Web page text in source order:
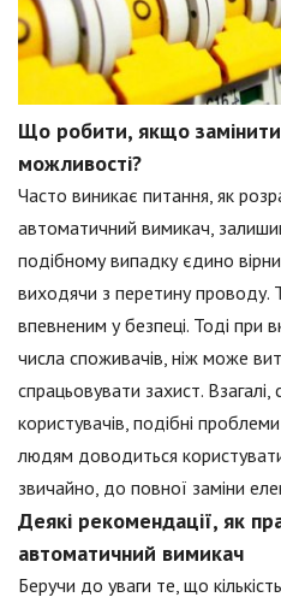
Що робити, якщо
можливості?
Часто виникає питання, як
автоматичний вимикач,
подібному випадку єдино
виходячи з перетину проводу.
впевненим у безпеці. Тоді при
числа споживачів, ніж може
спрацьовувати захист. Взагалі,
користувачів, подібні
людям доводиться
звичайно, до повної заміни
Деякі рекомендації, як
автоматичний вимикач
Беручи до уваги те, що